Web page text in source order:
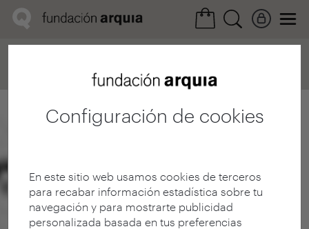
Configuración de cookies
En este sitio web usamos cookies de terceros
para recabar información estadística sobre tu
navegación y para mostrarte publicidad
personalizada basada en tus preferencias
Ficha realización